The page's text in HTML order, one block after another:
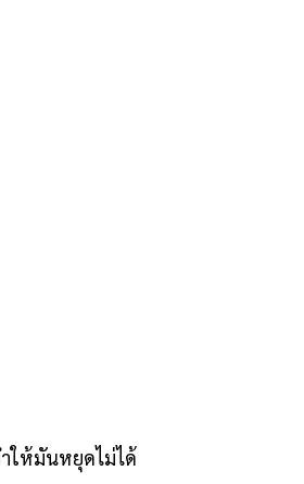
ให้มันหยุดไม่ได้